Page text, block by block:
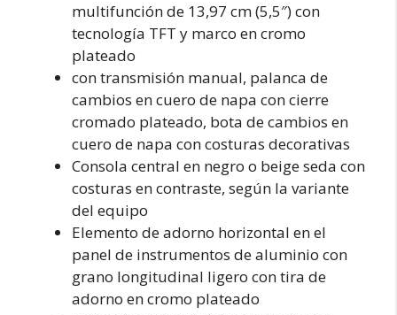
multifunción de 13,97 cm (5,5″) con
tecnología TFT y marco en cromo
plateado
con transmisión manual, palanca de
cambios en cuero de napa con cierre
cromado plateado, bota de cambios en
cuero de napa con costuras decorativas
Consola central en negro o beige seda con
costuras en contraste, según la variante
del equipo
Elemento de adorno horizontal en el
panel de instrumentos de aluminio con
grano longitudinal ligero con tira de
adorno en cromo plateado